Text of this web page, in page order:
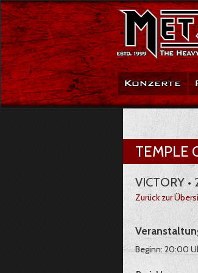
Konzerte
TEMPLE
VICTORY
Zurück zur
Beginn: 20:00